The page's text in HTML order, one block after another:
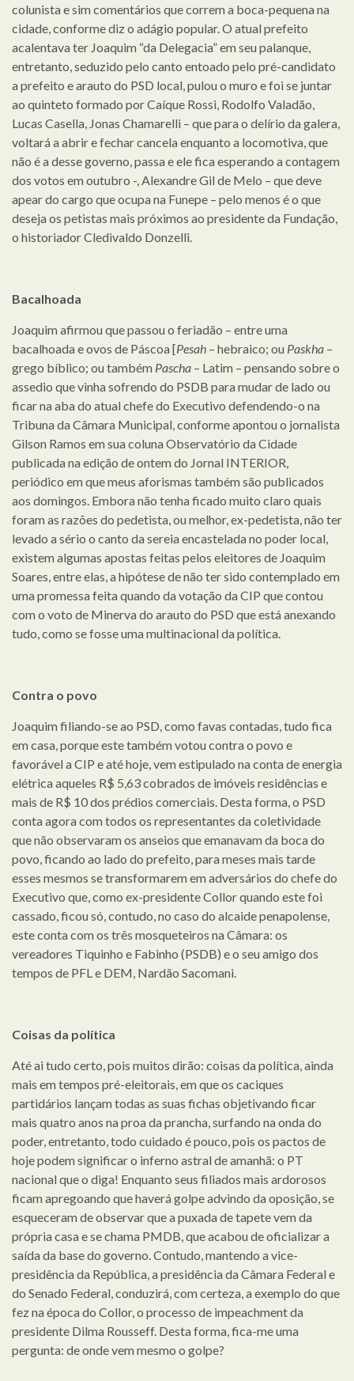
colunista e sim comentários que correm a boca-pequena na
cidade, conforme diz o adágio popular. O atual prefeito
acalentava ter Joaquim “da Delegacia” em seu palanque,
entretanto, seduzido pelo canto entoado pelo pré-candidato
a prefeito e arauto do PSD local, pulou o muro e foi se juntar
ao quinteto formado por Caíque Rossi, Rodolfo Valadão,
Lucas Casella, Jonas Chamarelli – que para o delírio da galera,
voltará a abrir e fechar cancela enquanto a locomotiva, que
não é a desse governo, passa e ele fica esperando a contagem
dos votos em outubro -, Alexandre Gil de Melo – que deve
apear do cargo que ocupa na Funepe – pelo menos é o que
deseja os petistas mais próximos ao presidente da Fundação,
o historiador Cledivaldo Donzelli.
Bacalhoada
Joaquim afirmou que passou o feriadão – entre uma
bacalhoada e ovos de Páscoa [Pesah – hebraico; ou Paskha –
grego bíblico; ou também Pascha – Latim – pensando sobre o
assedio que vinha sofrendo do PSDB para mudar de lado ou
ficar na aba do atual chefe do Executivo defendendo-o na
Tribuna da Câmara Municipal, conforme apontou o jornalista
Gilson Ramos em sua coluna Observatório da Cidade
publicada na edição de ontem do Jornal INTERIOR,
periódico em que meus aforismas também são publicados
aos domingos. Embora não tenha ficado muito claro quais
foram as razões do pedetista, ou melhor, ex-pedetista, não ter
levado a sério o canto da sereia encastelada no poder local,
existem algumas apostas feitas pelos eleitores de Joaquim
Soares, entre elas, a hipótese de não ter sido contemplado em
uma promessa feita quando da votação da CIP que contou
com o voto de Minerva do arauto do PSD que está anexando
tudo, como se fosse uma multinacional da política.
Contra o povo
Joaquim filiando-se ao PSD, como favas contadas, tudo fica
em casa, porque este também votou contra o povo e
favorável a CIP e até hoje, vem estipulado na conta de energia
elétrica aqueles R$ 5,63 cobrados de imóveis residências e
mais de R$ 10 dos prédios comerciais. Desta forma, o PSD
conta agora com todos os representantes da coletividade
que não observaram os anseios que emanavam da boca do
povo, ficando ao lado do prefeito, para meses mais tarde
esses mesmos se transformarem em adversários do chefe do
Executivo que, como ex-presidente Collor quando este foi
cassado, ficou só, contudo, no caso do alcaide penapolense,
este conta com os três mosqueteiros na Câmara: os
vereadores Tiquinho e Fabinho (PSDB) e o seu amigo dos
tempos de PFL e DEM, Nardão Sacomani.
Coisas da política
Até ai tudo certo, pois muitos dirão: coisas da política, ainda
mais em tempos pré-eleitorais, em que os caciques
partidários lançam todas as suas fichas objetivando ficar
mais quatro anos na proa da prancha, surfando na onda do
poder, entretanto, todo cuidado é pouco, pois os pactos de
hoje podem significar o inferno astral de amanhã: o PT
nacional que o diga! Enquanto seus filiados mais ardorosos
ficam apregoando que haverá golpe advindo da oposição, se
esqueceram de observar que a puxada de tapete vem da
própria casa e se chama PMDB, que acabou de oficializar a
saída da base do governo. Contudo, mantendo a vice-
presidência da República, a presidência da Câmara Federal e
do Senado Federal, conduzirá, com certeza, a exemplo do que
fez na época do Collor, o processo de impeachment da
presidente Dilma Rousseff. Desta forma, fica-me uma
pergunta: de onde vem mesmo o golpe?